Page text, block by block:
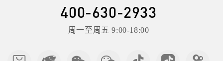
400-630-2933
周一至周五 9:00-18:00